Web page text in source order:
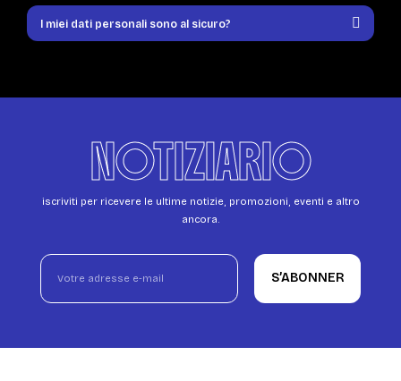
I miei dati personali sono al sicuro?
NOTIZIARIO
iscriviti per ricevere le ultime notizie, promozioni, eventi e altro
ancora.
S’ABONNER